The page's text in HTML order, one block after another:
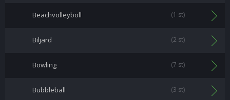
Beachvolleyboll (1 st)
Biljard (2 st)
Bowling (7 st)
Bubbleball (3 st)